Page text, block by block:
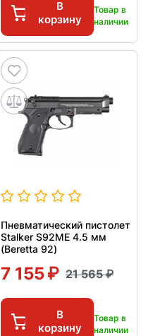
В
корзину
Товар в
наличии
Пневматический пистолет
Stalker S92ME 4.5 мм
(Beretta 92)
7 155 21 565
В
корзину
Товар в
наличии